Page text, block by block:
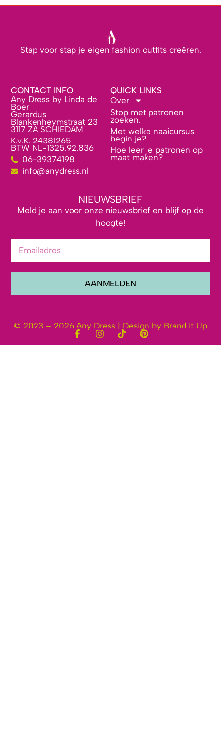
Stap voor stap je eigen fashion outfits creëren.
CONTACT INFO
Any Dress by Linda de
Boer
Gerardus
Blankenheymstraat 23
3117 ZA SCHIEDAM
K.v.K. 24381265
BTW NL-1325.92.836
06-39374198
info@anydress.nl
QUICK LINKS
Over
Stop met patronen
zoeken.
Met welke naaicursus
begin je?
Hoe leer je patronen op
maat maken?
NIEUWSBRIEF
Meld je aan voor onze nieuwsbrief en blijf op de
hoogte!
AANMELDEN
© 2023 – 2026 Any Dress | Design by Brand it Up